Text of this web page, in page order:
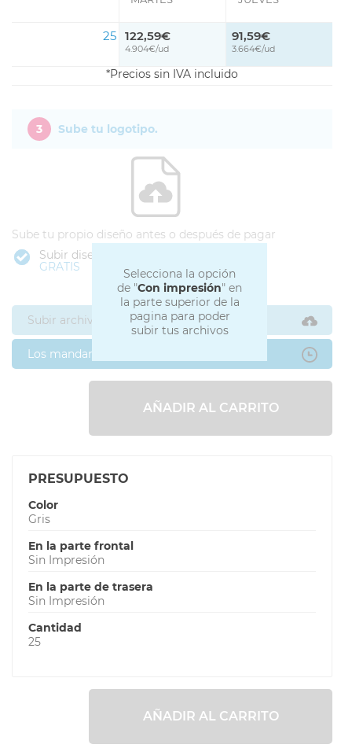
25 122,59€
4.904€/ud
91,59€
3.664€/ud
Precios sin IVA incluido
Selecciona la opción
de "Con impresión" en
la parte superior de la
pagina para poder
subir tus archivos
3 Sube tu logotipo.
Sube tu propio diseño antes o después de pagar
Subir diseño
GRATIS
Subir archivos ahora
Los mandaré después
AÑADIR AL CARRITO
PRESUPUESTO
Color
Gris
En la parte frontal
Sin Impresión
En la parte de trasera
Sin Impresión
Cantidad
25
AÑADIR AL CARRITO